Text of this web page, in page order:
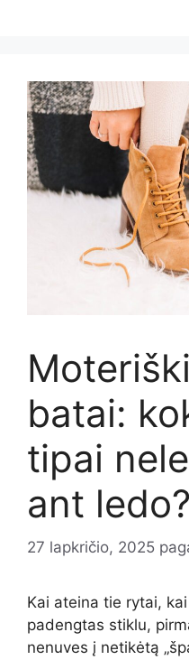
batai:
tipai
ant ledo?
27 lapkričio, 2025
Kai ateina tie rytai,
padengtas stiklu,
nenuves į netikėtą